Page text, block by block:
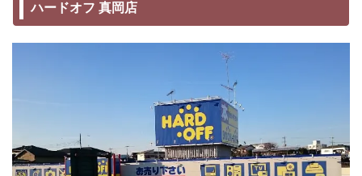
ハードオフ 真岡店